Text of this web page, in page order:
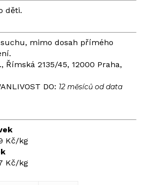
děti.
suchu, mimo dosah přímého
Římská 2135/45, 12000 Praha,
DO: 12 měsíců od data
Kč/kg
Kč/kg